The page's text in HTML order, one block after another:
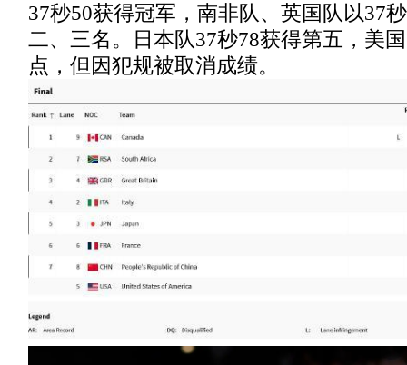
37秒50获得冠军，南非队、英国队以37
二、三名。日本队37秒78获得第五，美
点，但因犯规被取消成绩。